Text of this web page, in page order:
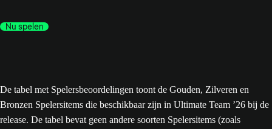
Nu spelen
De tabel met Spelersbeoordelingen toont de Gouden, Zilveren en
Bronzen Spelersitems die beschikbaar zijn in Ultimate Team ’26 bij de
release. De tabel bevat geen andere soorten Spelersitems (zoals